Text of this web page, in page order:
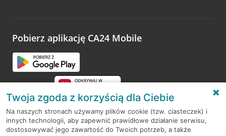
opinie.
Pobierz aplikację CA24 Mobile
RODO
Twoja zgoda z korzyścią dla Ciebie
Na naszych stronach używamy plików cookie (tzw. ciasteczek) i
innych technologii, aby zapewnić prawidłowe działanie serwisu,
dostosowywać jego zawartość do Twoich potrzeb, a także